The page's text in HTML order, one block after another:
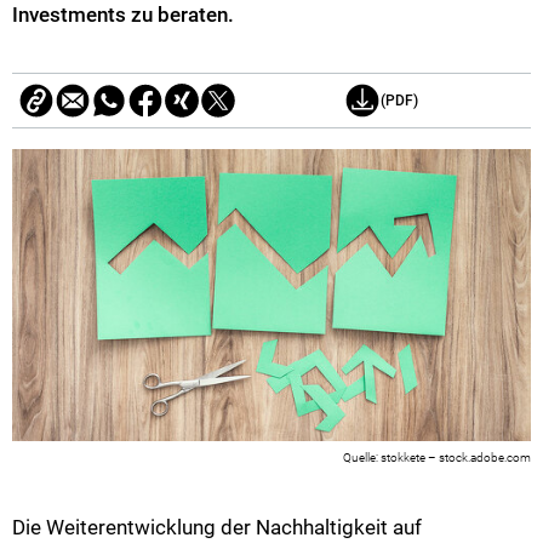
Investments zu beraten.
(PDF)
stokkete – stock.adobe.com
Die Weiterentwicklung der Nachhaltigkeit auf